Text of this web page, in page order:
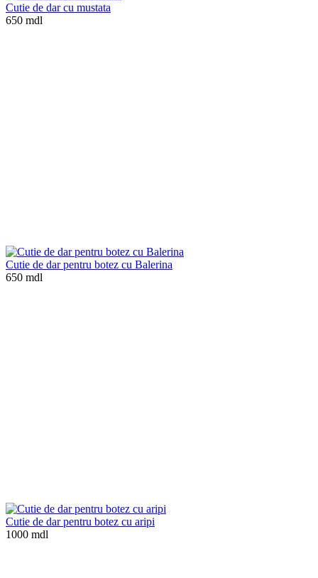
Cutie de dar cu mustata
650 mdl
Cutie de dar pentru botez cu Balerina
650 mdl
Cutie de dar pentru botez cu aripi
1000 mdl